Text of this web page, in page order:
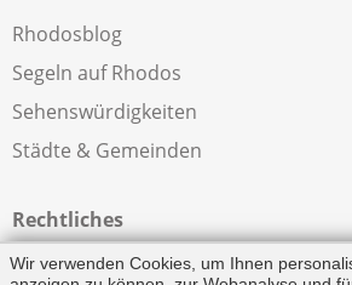
Rhodosblog
Segeln auf Rhodos
Sehenswürdigkeiten
Städte & Gemeinden
Rechtliches
Impressum
Wir verwenden Cookies, um Ihnen